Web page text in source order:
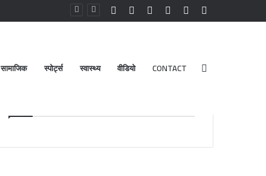
Random
Log
Instagram
YouTube
Facebook
सामाजिक स्पोर्ट्स स्वास्थ्य वीडियो CONTACT